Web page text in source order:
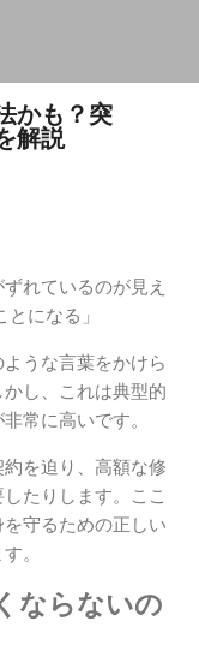
ツに移動
かも？突
解説
れているのが見え
になる」
うな言葉をかけら
し、これは典型的
常に高いです。
を迫り、高額な修
たりします。ここ
守るための正しい
。
ならないの